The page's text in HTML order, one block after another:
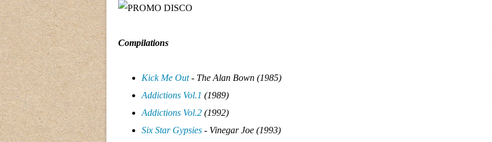
Compilations
Kick Me Out - The Alan Bown (1985)
Addictions Vol.1 (1989)
Addictions Vol.2 (1992)
Six Star Gypsies - Vinegar Joe (1993)